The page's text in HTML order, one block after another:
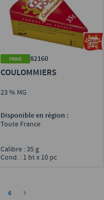
82160
COULOMMIERS
23 % MG
Disponible en région :
Toute France
Calibre : 35 g
Cond. : 1 bt x 10 pc
4